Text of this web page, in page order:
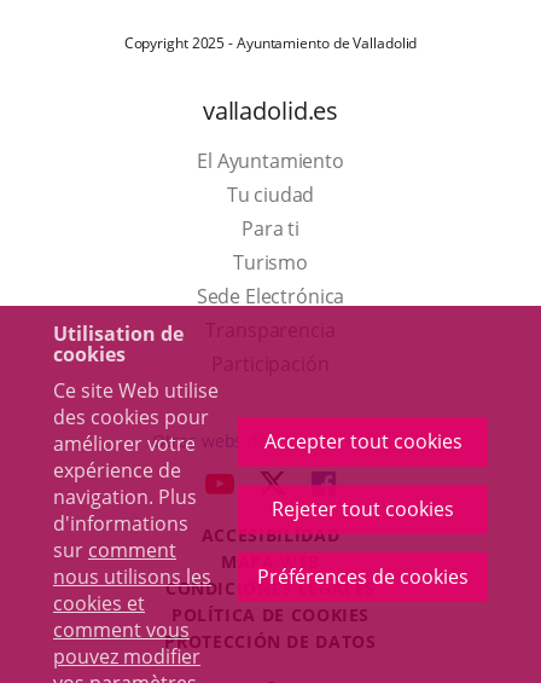
Utilisation de
cookies
Ce site Web utilise
des cookies pour
améliorer votre
expérience de
navigation. Plus
d'informations
sur comment
nous utilisons les
cookies et
comment vous
pouvez modifier
Accepter tout cookies
Rejeter tout cookies
Préférences de cookies
Copyright 2025 - Ayuntamiento de Valladolid
valladolid.es
El Ayuntamiento
Tu ciudad
Para ti
TurismoEste
enlace
una
ventana
nueva.
Sede Electrónica
externa.
Otras webs del ayuntamiento
ENLACE
UNA
APLICACIÓN
EXTERNA.
ENLACE
A
UNA
APLICACIÓN
EXTERNA.
ENLACE
A
UNA
APLICACIÓN
EXTERNA.
ACCESIBILIDAD
MAPA WEB
CONDICIONES LEGALES
POLÍTICA DE COOKIES
PROTECCIÓN DE DATOS